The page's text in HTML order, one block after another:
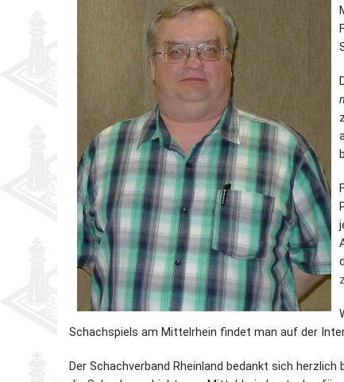
Protokolle
Partner
Senioren-SSEM
Schachspiels am Mittelrhein findet man auf der
Der Schachverband Rheinland bedankt sich